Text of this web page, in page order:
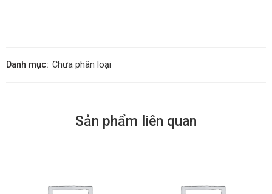
Danh mục: Chưa phân loại
Sản phẩm liên quan